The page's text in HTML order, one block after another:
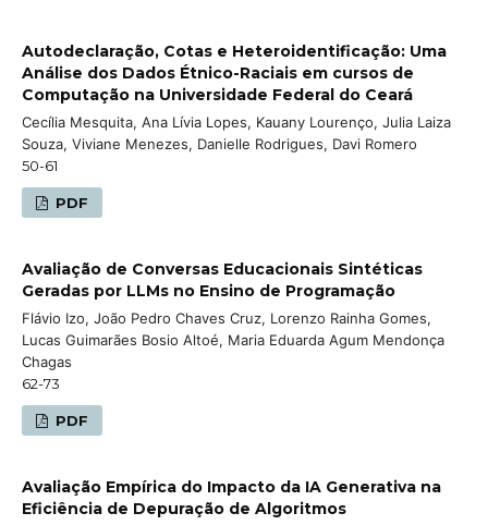
Autodeclaração, Cotas e Heteroidentificação: Uma
Análise dos Dados Étnico-Raciais em cursos de
Computação na Universidade Federal do Ceará
Cecília Mesquita, Ana Lívia Lopes, Kauany Lourenço, Julia Laiza
Souza, Viviane Menezes, Danielle Rodrigues, Davi Romero
50-61
PDF
Avaliação de Conversas Educacionais Sintéticas
Geradas por LLMs no Ensino de Programação
Flávio Izo, João Pedro Chaves Cruz, Lorenzo Rainha Gomes,
Lucas Guimarães Bosio Altoé, Maria Eduarda Agum Mendonça
Chagas
62-73
PDF
Avaliação Empírica do Impacto da IA Generativa na
Eficiência de Depuração de Algoritmos